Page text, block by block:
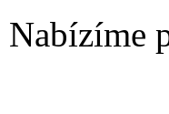
Nabízíme